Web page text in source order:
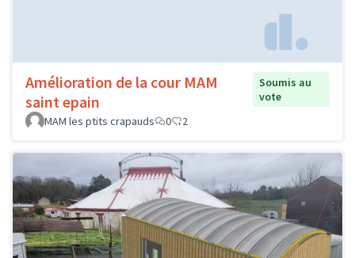
Amélioration de la cour MAM
saint epain
Soumis au
vote
MAM les ptits crapauds
0 2